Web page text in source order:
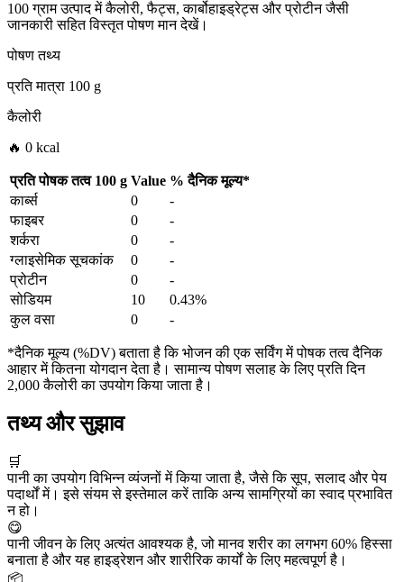
100 ग्राम उत्पाद में कैलोरी, फैट्स, कार्बोहाइड्रेट्स और प्रोटीन जैसी
जानकारी सहित विस्तृत पोषण मान देखें।
पोषण तथ्य
प्रति मात्रा 100 g
कैलोरी
🔥 0 kcal
प्रति पोषक तत्व 100 g Value %दैनिक मूल्य*
कार्ब्स
0
-
फाइबर
0
-
शर्करा
0
-
ग्लाइसेमिक सूचकांक
0
-
प्रोटीन
0
-
सोडियम
10
0.43%
कुल वसा
0 -
*दैनिक मूल्य (%DV) बताता है कि भोजन की एक सर्विंग में पोषक तत्व दैनिक
आहार में कितना योगदान देता है। सामान्य पोषण सलाह के लिए प्रति दिन
2,000 कैलोरी का उपयोग किया जाता है।
तथ्य और सुझाव
🛒
पानी का उपयोग विभिन्न व्यंजनों में किया जाता है, जैसे कि सूप, सलाद और पेय
पदार्थों में। इसे संयम से इस्तेमाल करें ताकि अन्य सामग्रियों का स्वाद प्रभावित
न हो।
😋
पानी जीवन के लिए अत्यंत आवश्यक है, जो मानव शरीर का लगभग 60% हिस्सा
बनाता है और यह हाइड्रेशन और शारीरिक कार्यों के लिए महत्वपूर्ण है।
📦